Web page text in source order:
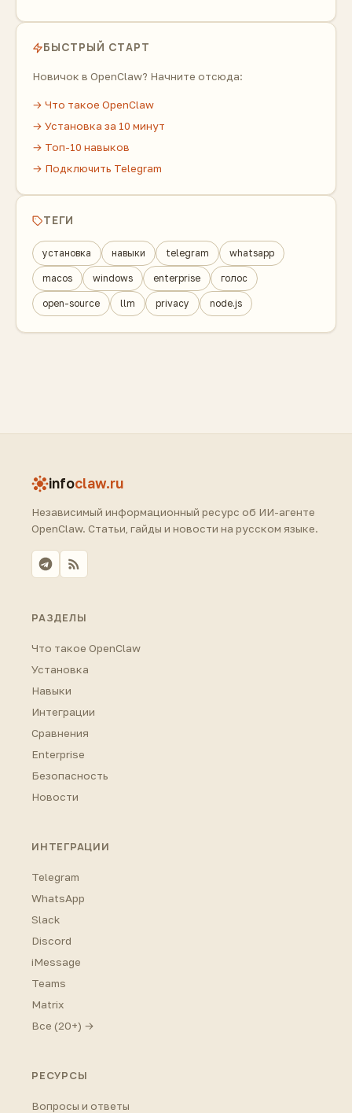
БЫСТРЫЙ СТАРТ
Новичок в OpenClaw? Начните отсюда:
→ Что такое OpenClaw
→ Установка за 10 минут
→ Топ-10 навыков
→ Подключить Telegram
ТЕГИ
установка навыки telegram whatsapp
macos windows enterprise голос
open-source llm privacy node.js
infoclaw.ru
Независимый информационный ресурс об ИИ-агенте
OpenClaw. Статьи, гайды и новости на русском языке.
РАЗДЕЛЫ
Что такое OpenClaw
Установка
Навыки
Интеграции
Сравнения
Enterprise
Безопасность
Новости
ИНТЕГРАЦИИ
Telegram
WhatsApp
Slack
Discord
iMessage
Teams
Matrix
Все (20+) →
РЕСУРСЫ
Вопросы и ответы